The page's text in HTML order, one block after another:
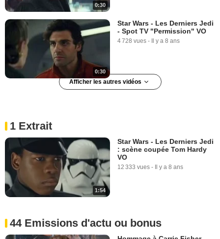
0:30
0:30
Star Wars - Les Derniers Jedi
- Spot TV "Permission" VO
4 728 vues - Il y a 8 ans
Afficher les autres vidéos
0:15
1:00
Star Wars - Les Derniers Jedi
1 Extrait
1:54
Star Wars - Les Derniers Jedi
: scène coupée Tom Hardy
VO
12 333 vues - Il y a 8 ans
44 Emissions d'actu ou bonus